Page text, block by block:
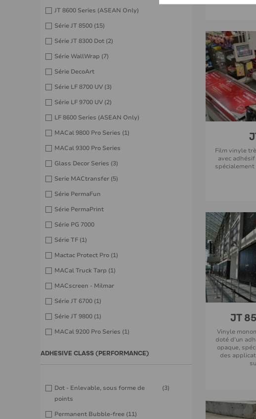
JT 8600 Series (ASEAN Only)
Série JT 8500 (15)
Série JT 8300 Dot (2)
Série WallWrap (7)
Série DecoArt
Série LF 8700 UV (3)
Série LF 9700 UV (2)
LF 8600 Series (ASEAN Only)
MACal 9800 Pro Series (1)
MACal 9300 Pro Series
Glass Decor Series (3)
Serie MACtransfer (5)
Série PermaFun
Série PermaPrint
Série PG 7000
Série TF (1)
Mactac Protect Pro (1)
MACal Truck Tarp (1)
MACscreen - Milmar
Série JT 6700 (1)
Série JT 9800 (1)
MACal 9200 Pro Series (1)
ADHESIVE CLASS (PERFORMANCE)
Dot - Enlevable, sous forme de
points
(3)
Permanent Bubble-free (11)
Film vinyle
avec
JT
Vinyle
doté d'un
opaque,
des